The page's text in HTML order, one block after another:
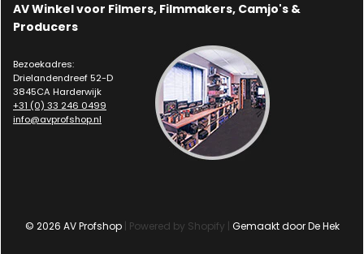
AV Winkel voor Filmers, Filmmakers, Camjo's &
Producers
Bezoekadres:
Drielandendreef 52-D
3845CA Harderwijk
+31 (0) 33 246 0499
info@avprofshop.nl
© 2026 AV Profshop| Powered by Shopify | Gemaakt door De Hek